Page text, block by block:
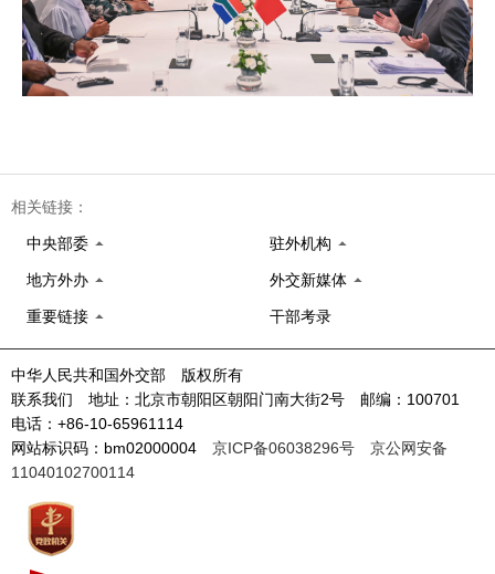
相关链接：
中央部委 驻外机构
地方外办 外交新媒体
重要链接 干部考录
中华人民共和国外交部 版权所有
联系我们 地址：北京市朝阳区朝阳门南大街2号 邮编：100701
电话：+86-10-65961114
网站标识码：bm02000004 京ICP备06038296号
京公网安备
11040102700114